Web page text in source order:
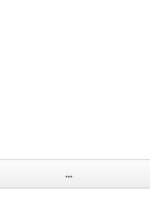
...